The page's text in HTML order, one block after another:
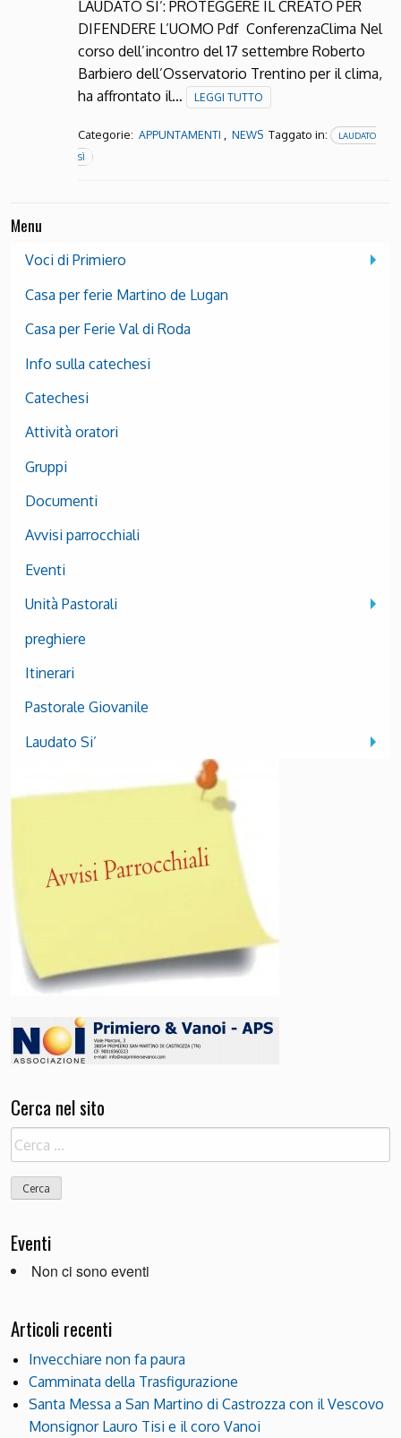
LAUDATO SI’: PROTEGGERE IL CREATO PER
DIFENDERE L’UOMO Pdf ConferenzaClima Nel
corso dell’incontro del 17 settembre Roberto
Barbiero dell’Osservatorio Trentino per il clima,
ha affrontato il…
LEGGI TUTTO
Categorie: APPUNTAMENTI NEWS Taggato in:
LAUDATO
SÌ
Menu
Voci di Primiero
Casa per ferie Martino de Lugan
Casa per Ferie Val di Roda
Info sulla catechesi
Catechesi
Attività oratori
Gruppi
Documenti
Avvisi parrocchiali
Eventi
Unità Pastorali
preghiere
Itinerari
Pastorale Giovanile
Laudato Si’
Cerca nel sito
Ricerca
per:
Eventi
Non ci sono eventi
Articoli recenti
Invecchiare non fa paura
Camminata della Trasfigurazione
Santa Messa a San Martino di Castrozza con il Vescovo
Monsignor Lauro Tisi e il coro Vanoi